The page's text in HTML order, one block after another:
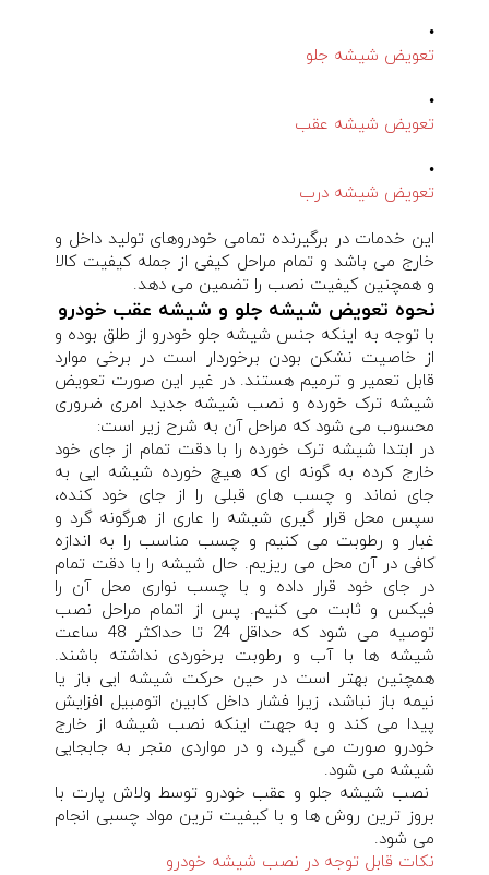
•
تعویض شیشه جلو
•
تعویض شیشه عقب
•
تعویض شیشه درب
این خدمات در برگیرنده تمامی خودروهای تولید داخل و
خارج می باشد و تمام مراحل کیفی از جمله کیفیت کالا
و همچنین کیفیت نصب را تضمین می دهد.
نحوه تعویض شیشه جلو و شیشه عقب خودرو
با توجه به اینکه جنس شیشه جلو خودرو از طلق بوده و
از خاصیت نشکن بودن برخوردار است در برخی موارد
قابل تعمیر و ترمیم هستند. در غیر این صورت تعویض
شیشه ترک خورده و نصب شیشه جدید امری ضروری
محسوب می شود که مراحل آن به شرح زیر است:
در ابتدا شیشه ترک خورده را با دقت تمام از جای خود
خارج کرده به گونه ای که هیچ خورده شیشه ایی به
جای نماند و چسب های قبلی را از جای خود کنده،
سپس محل قرار گیری شیشه را عاری از هرگونه گرد و
غبار و رطوبت می کنیم و چسب مناسب را به اندازه
کافی در آن محل می ریزیم. حال شیشه را با دقت تمام
در جای خود قرار داده و با چسب نواری محل آن را
فیکس و ثابت می کنیم. پس از اتمام مراحل نصب
توصیه می شود که حداقل 24 تا حداکثر 48 ساعت
شیشه ها با آب و رطوبت برخوردی نداشته باشند.
همچنین بهتر است در حین حرکت شیشه ایی باز یا
نیمه باز نباشد، زیرا فشار داخل کابین اتومبیل افزایش
پیدا می کند و به جهت اینکه نصب شیشه از خارج
خودرو صورت می گیرد، و در مواردی منجر به جابجایی
شیشه می شود.
نصب شیشه جلو و عقب خودرو توسط ولاش پارت با
بروز ترین روش ها و با کیفیت ترین مواد چسبی انجام
می شود.
نکات قابل توجه در نصب شیشه خودرو